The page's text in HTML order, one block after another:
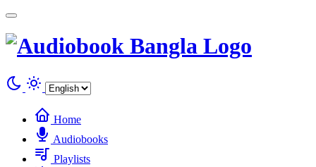
Home
Audiobooks
Playlists